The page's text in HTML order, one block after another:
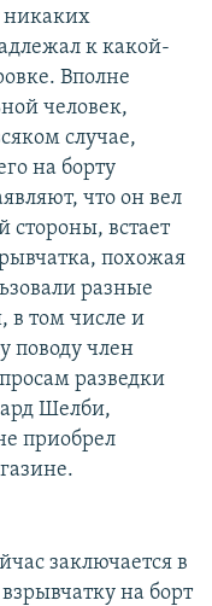
никаких
к какой-
Вполне
человек,
случае,
на борту
что он вел
стороны, встает
похожая
разные
в том числе и
поводу член
разведки
Шелби,
приобрел
заключается в
на борт